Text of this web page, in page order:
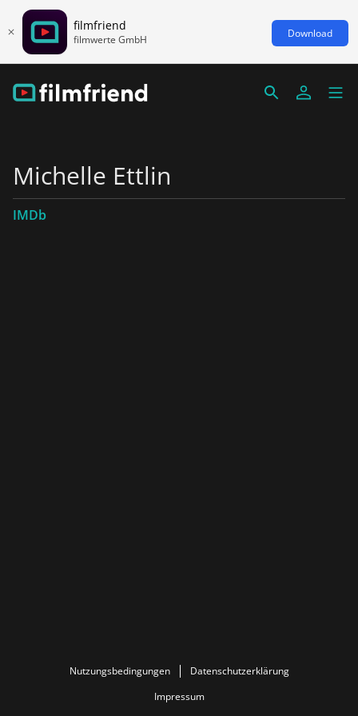
filmfriend
filmwerte GmbH Download
Michelle Ettlin
IMDb
Nutzungsbedingungen
Datenschutzerklärung
Impressum